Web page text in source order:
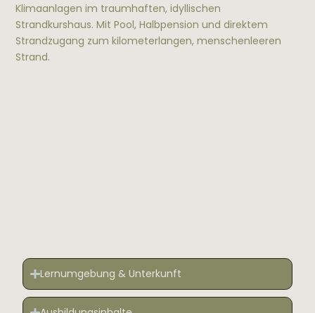
Klimaanlagen im traumhaften, idyllischen
Strandkurshaus. Mit Pool, Halbpension und direktem
Strandzugang zum kilometerlangen, menschenleeren
Strand.
Lernumgebung & Unterkunft